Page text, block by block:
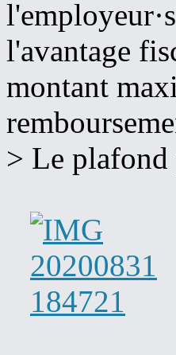
l'avantage
montant
> Le plafond